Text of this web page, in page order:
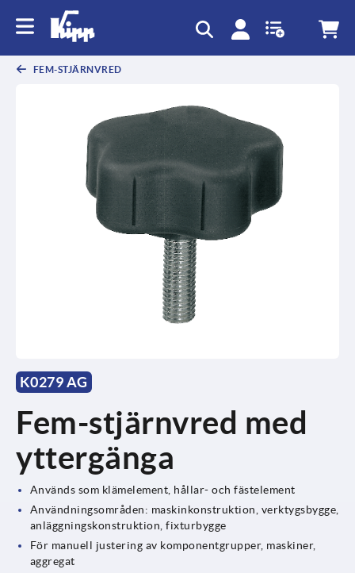
FEM-STJÄRNVRED
K0279 AG
Fem-stjärnvred med
yttergänga
Används som klämelement, hållar- och fästelement
Användningsområden: maskinkonstruktion, verktygsbygge,
anläggningskonstruktion, fixturbygge
För manuell justering av komponentgrupper, maskiner,
aggregat